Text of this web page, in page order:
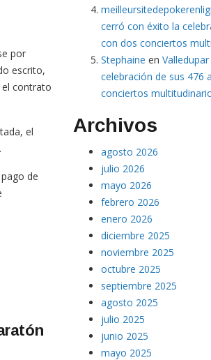
por
escrito,
contrato
el
de
cerró con éxito la
con dos conciertos
Stephaine en
celebración de sus 476
conciertos
Archivos
agosto 2026
julio 2026
mayo 2026
febrero 2026
enero 2026
diciembre 2025
noviembre 2025
octubre 2025
septiembre 2025
agosto 2025
julio 2025
junio 2025
mayo 2025